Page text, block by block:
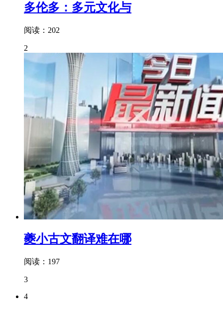
多伦多：多元文化与
阅读：202
2
夔小古文翻译难在哪
阅读：197
3
4